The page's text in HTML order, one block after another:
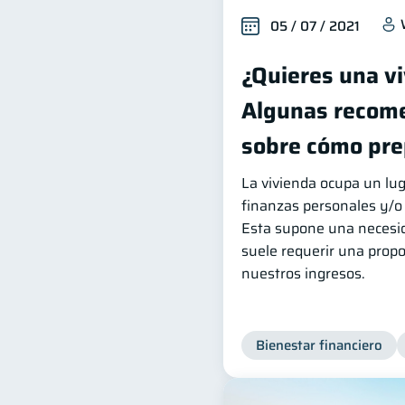
05 / 07 / 2021
¿Quieres una
Algunas
sobre cómo
La vivienda ocupa un
finanzas personales y/
Esta supone una
suele requerir una
nuestros ingresos.
Bienestar financiero